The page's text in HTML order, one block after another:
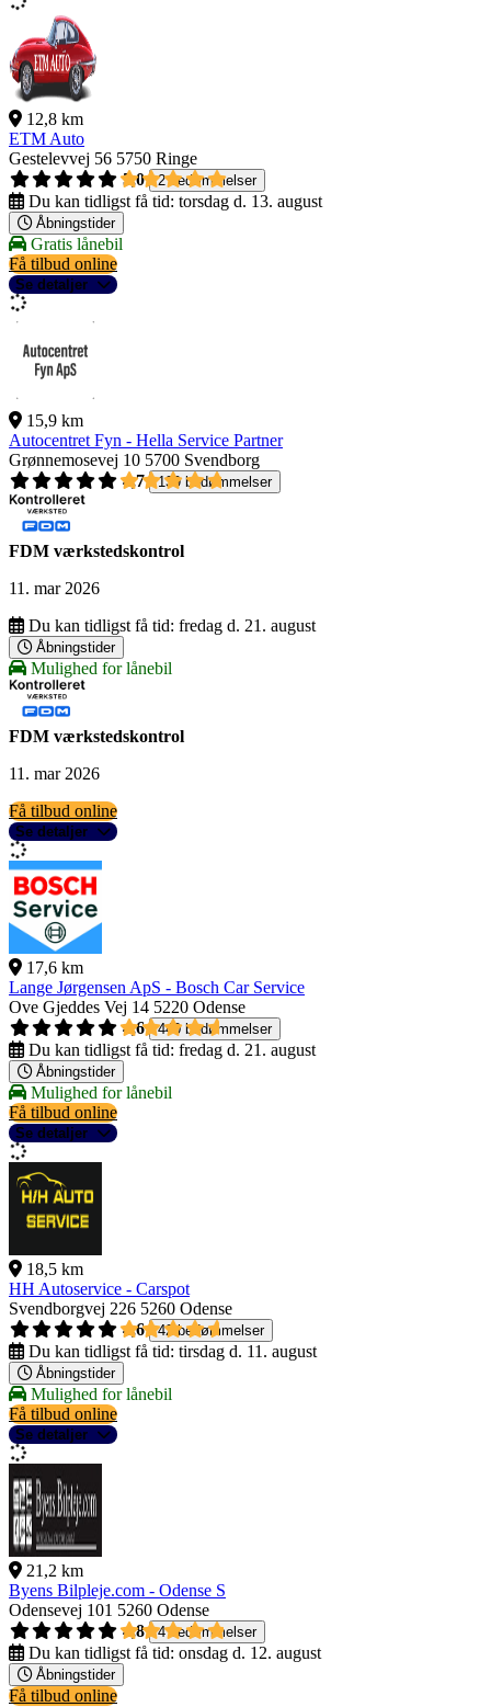
12,8 km
ETM Auto
Gestelevvej 56 5750 Ringe
5,0
2 bedømmelser
Du kan tidligst få tid: torsdag d. 13. august
Åbningstider
Gratis lånebil
Få tilbud online
Se detaljer
15,9 km
Autocentret Fyn - Hella Service Partner
Grønnemosevej 10 5700 Svendborg
4,7
139 bedømmelser
FDM værkstedskontrol
11. mar 2026
Du kan tidligst få tid: fredag d. 21. august
Åbningstider
Mulighed for lånebil
FDM værkstedskontrol
11. mar 2026
Få tilbud online
Se detaljer
17,6 km
Lange Jørgensen ApS - Bosch Car Service
Ove Gjeddes Vej 14 5220 Odense
4,6
440 bedømmelser
Du kan tidligst få tid: fredag d. 21. august
Åbningstider
Mulighed for lånebil
Få tilbud online
Se detaljer
18,5 km
HH Autoservice - Carspot
Svendborgvej 226 5260 Odense
4,6
42 bedømmelser
Du kan tidligst få tid: tirsdag d. 11. august
Åbningstider
Mulighed for lånebil
Få tilbud online
Se detaljer
21,2 km
Byens Bilpleje.com - Odense S
Odensevej 101 5260 Odense
4,8
4 bedømmelser
Du kan tidligst få tid: onsdag d. 12. august
Åbningstider
Få tilbud online